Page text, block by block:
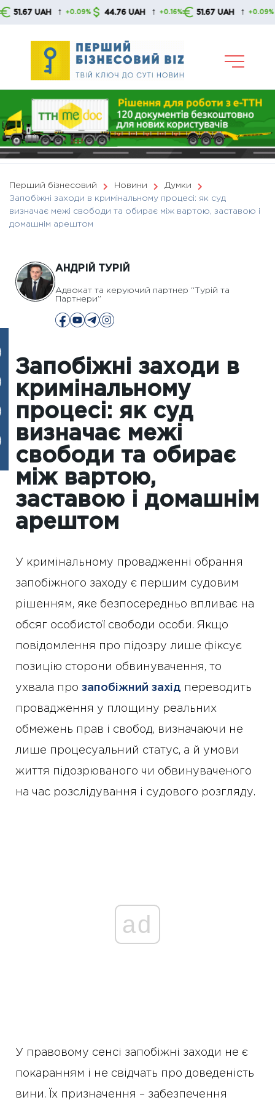
Skip
↑ +0.09% 44.76 UAH ↑ +0.16% 51.67 UAH ↑ +0.09% 44.76
Перший бізнесовий Новини
Думки
Запобіжні заходи в кримінальному процесі: як суд
визначає межі свободи та обирає між вартою, заставою і
домашнім арештом
АНДРІЙ ТУРІЙ
Адвокат та керуючий партнер “Турій та
Партнери”
Запобіжні заходи в
кримінальному
процесі: як суд
визначає межі
свободи та обирає
між вартою,
заставою і домашнім
арештом
У кримінальному провадженні обрання
запобіжного заходу є першим судовим
рішенням, яке безпосередньо впливає на
обсяг особистої свободи особи. Якщо
повідомлення про підозру лише фіксує
позицію сторони обвинувачення, то
ухвала про запобіжний захід переводить
провадження у площину реальних
обмежень прав і свобод, визначаючи не
лише процесуальний статус, а й умови
життя підозрюваного чи обвинуваченого
на час розслідування і судового розгляду.
ad
У правовому сенсі запобіжні заходи не є
покаранням і не свідчать про доведеність
вини. Їх призначення – забезпечення